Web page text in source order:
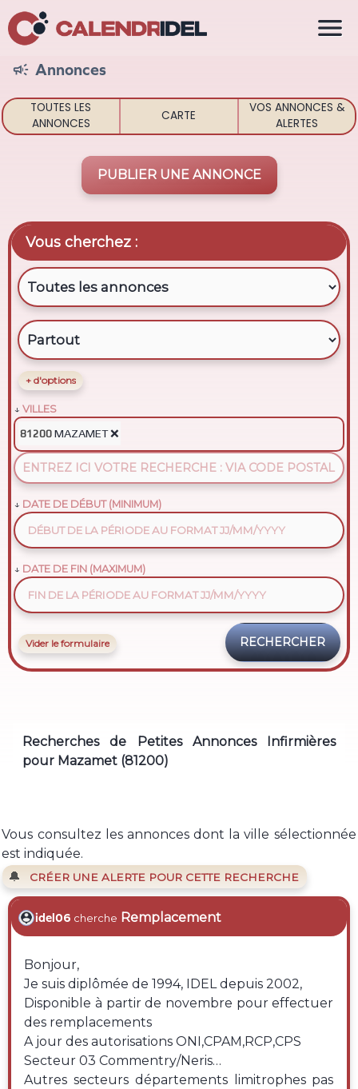
 Annonces
TOUTES LES
ANNONCES
CARTE
VOS ANNONCES &
ALERTES
PUBLIER UNE ANNONCE
Vous cherchez :
+ d'options
VILLES
81200 MAZAMET❌
DATE DE DÉBUT (MINIMUM)
DATE DE FIN (MAXIMUM)
Vider le formulaire
Recherches de Petites Annonces Infirmières
pour Mazamet (81200)
Vous consultez les annonces dont la ville sélectionnée
est indiquée.
🔔 CRÉER UNE ALERTE POUR CETTE RECHERCHE
idel06 cherche Remplacement
Bonjour,
Je suis diplômée de 1994, IDEL depuis 2002,
Disponible à partir de novembre pour effectuer
des remplacements
A jour des autorisations ONI,CPAM,RCP,CPS
Secteur 03 Commentry/Neris…
Autres secteurs départements limitrophes pas
